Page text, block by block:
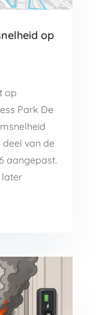
op
op
Park De
deel van de
aangepast.
later